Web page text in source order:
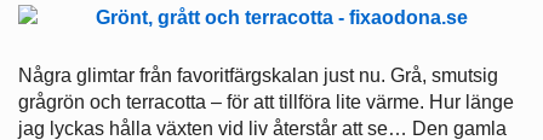
Några glimtar från favoritfärgskalan just nu. Grå, smutsig
grågrön och terracotta – för att tillföra lite värme. Hur länge
jag lyckas hålla växten vid liv återstår att se… Den gamla